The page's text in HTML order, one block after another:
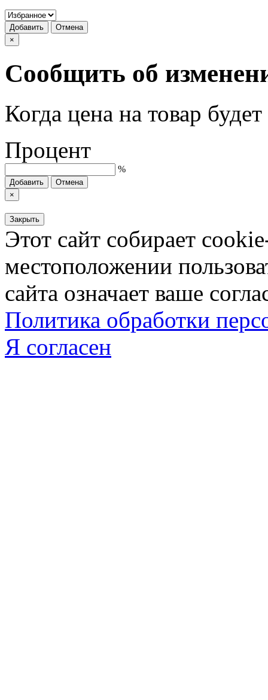
Добавить
Отмена
×
Сообщить об
Когда цена на товар
Процент
%
Добавить
Отмена
×
Закрыть
Этот сайт собирает
местоположении
сайта означает ваше
Политика обработки
Я согласен